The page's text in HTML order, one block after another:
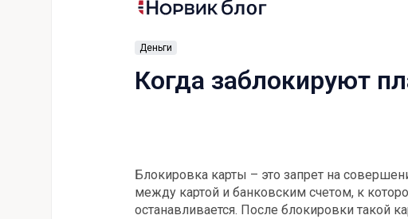
Деньги
Когда заблокируют
Блокировка карты – это запрет на
между картой и банковским счетом, к
останавливается. После блокировки такой